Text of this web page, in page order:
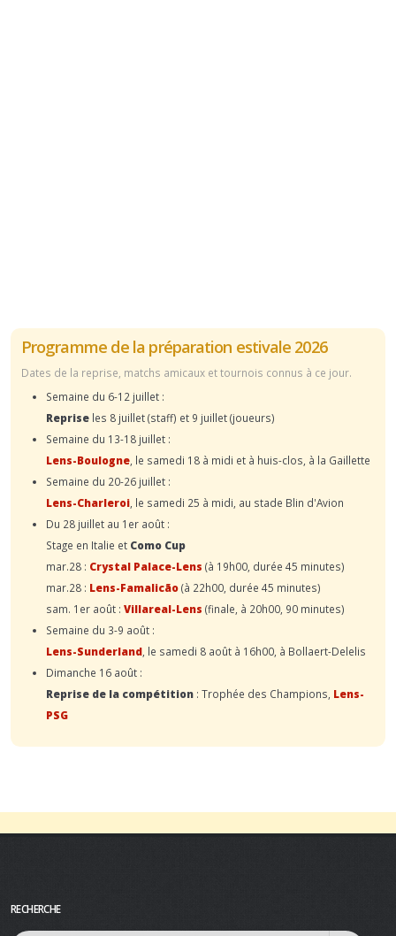
Programme de la préparation estivale 2026
Dates de la reprise, matchs amicaux et tournois connus à ce jour.
Semaine du 6-12 juillet :
Reprise les 8 juillet (staff) et 9 juillet (joueurs)
Semaine du 13-18 juillet :
Lens-Boulogne , le samedi 18 à midi et à huis-clos, à la Gaillette
Semaine du 20-26 juillet :
Lens-Charleroi , le samedi 25 à midi, au stade Blin d'Avion
Du 28 juillet au 1er août :
Stage en Italie et Como Cup
mar.28 : Crystal Palace-Lens (à 19h00, durée 45 minutes)
mar.28 : Lens-Famalicão(à 22h00, durée 45 minutes)
sam. 1er août : Villareal-Lens (finale, à 20h00, 90 minutes)
Semaine du 3-9 août :
Lens-Sunderland , le samedi 8 août à 16h00, à Bollaert-Delelis
Dimanche 16 août :
Reprise de la compétition : Trophée des Champions, Lens-
PSG
RECHERCHE